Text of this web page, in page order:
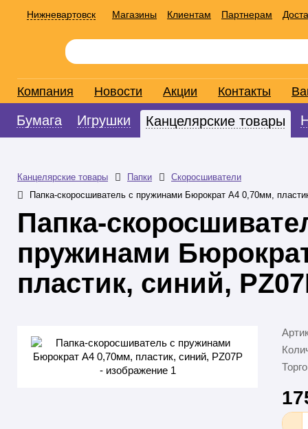
Нижневартовск Магазины Клиентам Партнерам
Компания Новости Акции Контакты
Бумага Игрушки Канцелярские товары
Канцелярские товары Папки
Скоросшиватели
Папка-скоросшиватель с пружинами Бюрократ А4 0,70мм,
Папка-
пружинами
пластик, синий,